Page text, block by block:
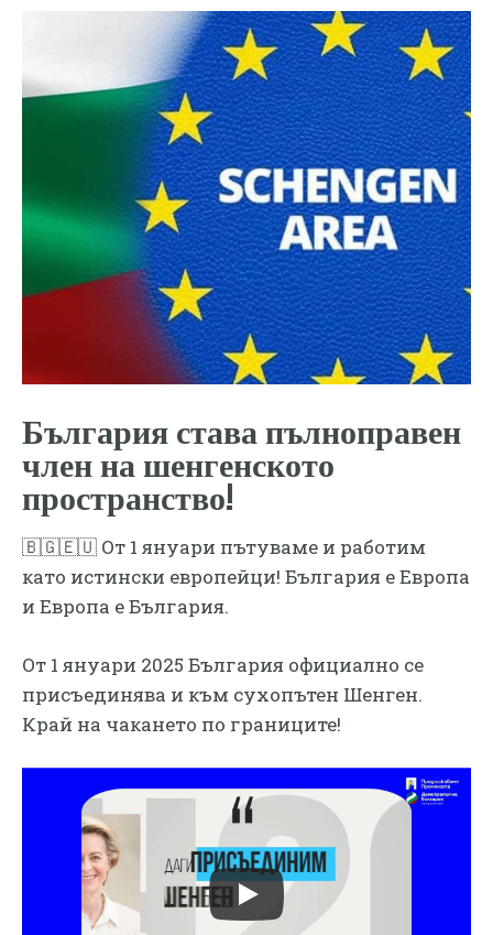
България става пълноправен
член на шенгенското
пространство!
🇧🇬🇪🇺 От 1 януари пътуваме и работим
като истински европейци! България е Европа
и Европа е България.
От 1 януари 2025 България официално се
присъединява и към сухопътен Шенген.
Край на чакането по границите!